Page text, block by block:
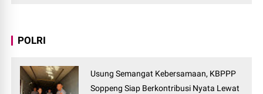
POLRI
Usung Semangat Kebersamaan, KBPPP
Soppeng Siap Berkontribusi Nyata Lewat